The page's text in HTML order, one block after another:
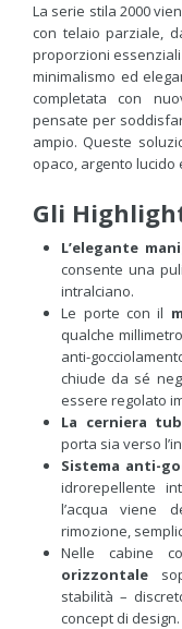
La serie stila 2000
con telaio parziale,
proporzioni
minimalismo ed
completata con
pensate per
ampio. Queste
opaco, argento lucido
Gli
L’elegante
consente una
intralciano.
Le porte con il
qualche
anti-
chiude da sé
essere regolato
La cerniera
porta sia verso
Sistema anti-
idrorepellente
l’acqua viene
rimozione,
Nelle cabine
orizzontale
stabilità –
concept di design.